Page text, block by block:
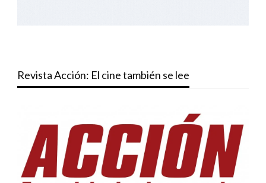
Revista Acción: El cine también se lee